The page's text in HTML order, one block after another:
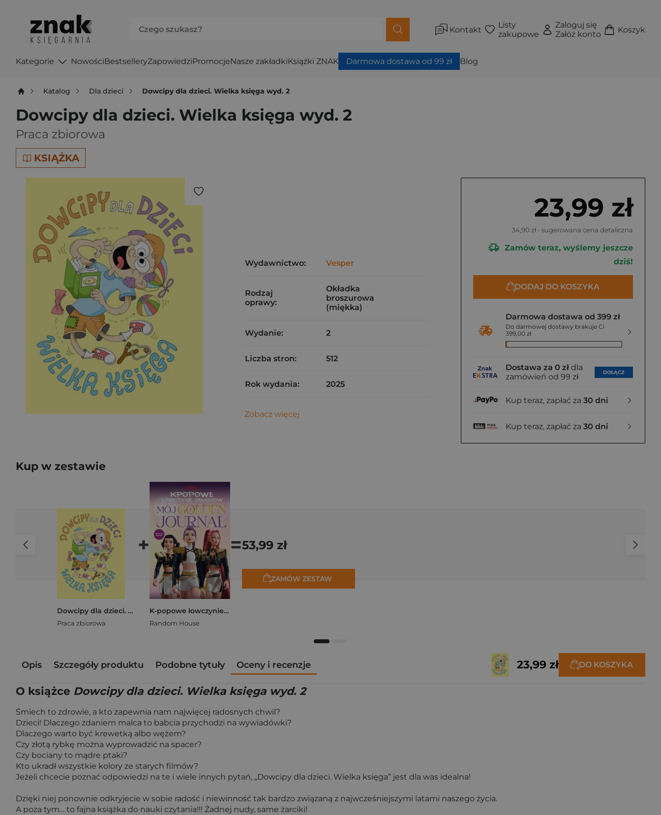
Kontakt
Listy
zakupowe
Zaloguj się
Załóż konto
Koszyk
Kategorie NowościBestselleryZapowiedziPromocjeNasze zakładkiKsiążki ZNAK Darmowa dostawa od 99 zł Blog
Katalog Dla dzieci Dowcipy dla dzieci. Wielka księga wyd. 2
Dowcipy dla dzieci. Wielka księga wyd. 2
Praca zbiorowa
KSIĄŻKA
23,99 zł
34,90 zł - sugerowana cena detaliczna
Zamów teraz, wyślemy jeszcze
dziś!
DODAJ DO KOSZYKA
Darmowa dostawa od 399 zł
Do darmowej dostawy brakuje Ci
399,00 zł
Dostawa za 0 zł dla
zamówień od 99 zł
DOŁĄCZ
Kup teraz, zapłać za 30 dni
Kup teraz, zapłać za 30 dni
Wydawnictwo: Vesper
Rodzaj
oprawy:
Okładka
broszurowa
(miękka)
Wydanie: 2
Liczba stron: 512
Rok wydania: 2025
Zobacz więcej
Kup w zestawie
Dowcipy dla dzieci. Wielka księga wyd. 2
Praca zbiorowa
+
K-popowe łowczynie demonów. Mój golden journal. Oficjalny dziennik
Random House
=53,99 zł
ZAMÓW ZESTAW
Opis Szczegóły produktu Podobne tytuły Oceny i recenzje 23,99 zł DO KOSZYKA
O książce Dowcipy dla dzieci. Wielka księga wyd. 2
Śmiech to zdrowie, a kto zapewnia nam najwięcej radosnych chwil?
Dzieci! Dlaczego zdaniem malca to babcia przychodzi na wywiadówki?
Dlaczego warto być krewetką albo wężem?
Czy złotą rybkę można wyprowadzić na spacer?
Czy bociany to mądre ptaki?
Kto ukradł wszystkie kolory ze starych filmów?
Jeżeli chcecie poznać odpowiedzi na te i wiele innych pytań, „Dowcipy dla dzieci. Wielka księga” jest dla was idealna!
Dzięki niej ponownie odkryjecie w sobie radość i niewinność tak bardzo związaną z najwcześniejszymi latami naszego życia.
A poza tym… to fajna książka do nauki czytania!!! Żadnej nudy, same żarciki!